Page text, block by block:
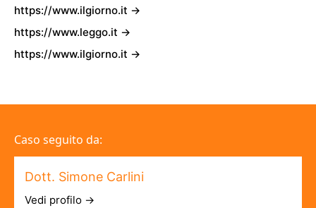
https://www.ilgiorno.it →
https://www.leggo.it →
https://www.ilgiorno.it →
Caso seguito da:
Dott. Simone Carlini
Vedi profilo →